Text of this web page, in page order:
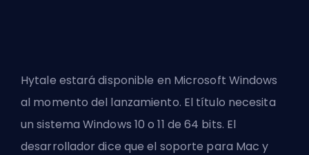
Hytale estará disponible en Microsoft Windows
al momento del lanzamiento. El título necesita
un sistema Windows 10 o 11 de 64 bits. El
desarrollador dice que el soporte para Mac y